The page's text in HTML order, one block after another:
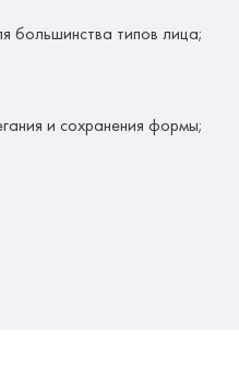
большинства типов лица;
и сохранения формы;